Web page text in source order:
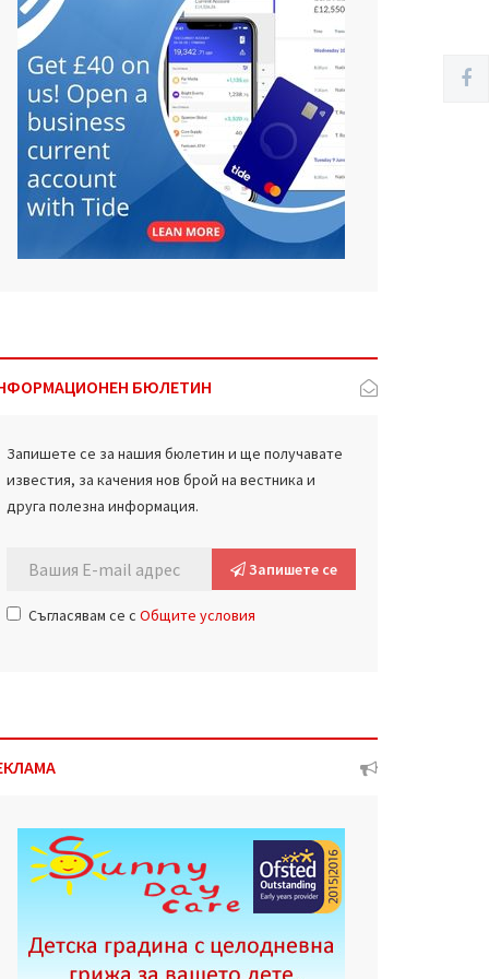
БЮЛЕТИН
Запишете се за нашия бюлетин и ще получавате
известия, за качения нов брой на вестника и
друга полезна информация.
Запишете се
Съгласявам се с Общите условия